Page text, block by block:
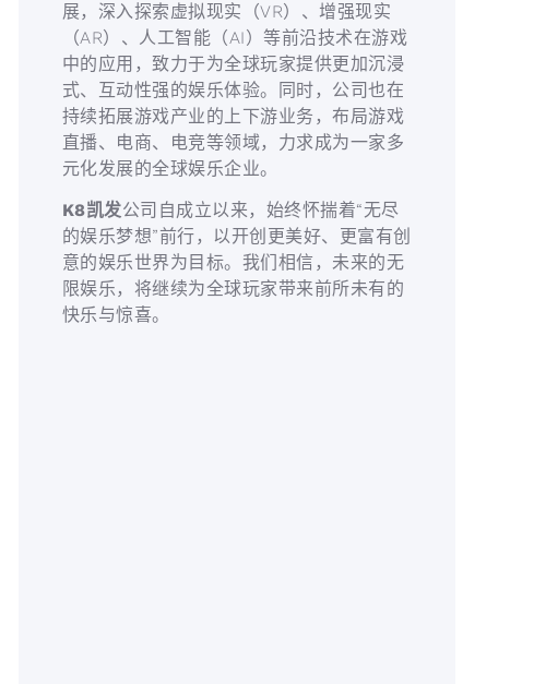
展，深入探索虚拟现实（VR）、增强现实
（AR）、人工智能（AI）等前沿技术在游戏
中的应用，致力于为全球玩家提供更加沉浸
式、互动性强的娱乐体验。同时，公司也在
持续拓展游戏产业的上下游业务，布局游戏
直播、电商、电竞等领域，力求成为一家多
元化发展的全球娱乐企业。
K8凯发公司自成立以来，始终怀揣着“无尽
的娱乐梦想”前行，以开创更美好、更富有创
意的娱乐世界为目标。我们相信，未来的无
限娱乐，将继续为全球玩家带来前所未有的
快乐与惊喜。